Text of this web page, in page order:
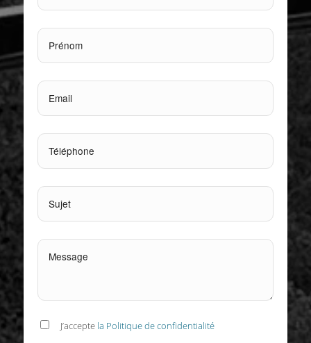
J’accepte la Politique de confidentialité